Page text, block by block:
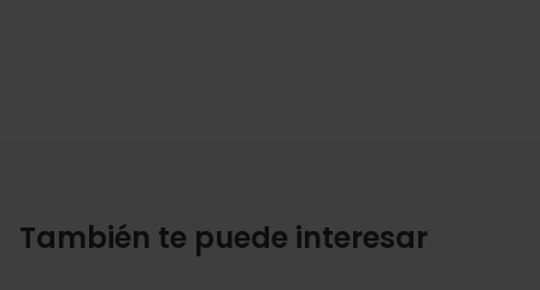
También te puede interesar